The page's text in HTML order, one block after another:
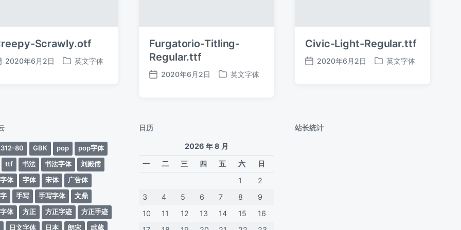
Scrawly.otf
2020年6月2日
发
英文字体
Furgatorio-Titling-
Regular.ttf
发
2020年6月2日
发
英文字体
Civic-Light-Regular.ttf
发
2020年6月2日
发
英文字体
80 GBK pop
pop字体
ttf
书法 书法字体
刘殿儒
体
字体 宋体
广告体
手写 手写字体
文鼎
体
方正 方正字迹
方正手迹
日文字体 日本 朗宋 武蔵
日历
2026 年 8 月
一
二 三 四 五 六
日
1
2
3
4 5 6 7 8
9
10
11 12 13 14 15
16
站长统计